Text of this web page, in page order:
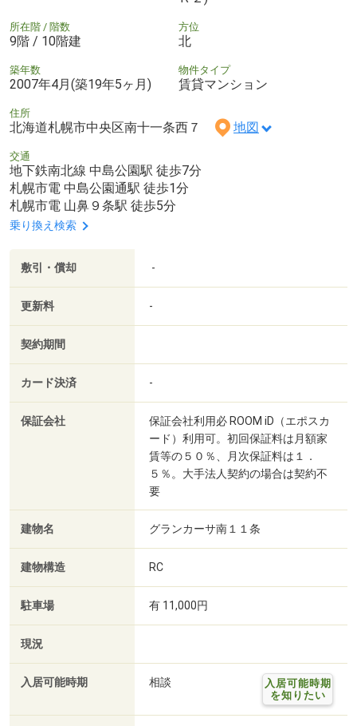
所在階 / 階数
9階 / 10階建
方位
北
築年数
2007年4月(築19年5ヶ月)
物件タイプ
賃貸マンション
住所
北海道札幌市中央区南十一条西７ 地図
交通
地下鉄南北線 中島公園駅 徒歩7分
札幌市電 中島公園通駅 徒歩1分
札幌市電 山鼻９条駅 徒歩5分
乗り換え検索
敷引・償却 -
更新料 -
契約期間
カード決済 -
保証会社
保証会社利用必 ROOM iD（エポスカ
ード）利用可。初回保証料は月額家
賃等の５０％、月次保証料は１．
５％。大手法人契約の場合は契約不
要
建物名 グランカーサ南１１条
建物構造 RC
駐車場 有 11,000円
現況
入居可能時期 相談
入居可能時期
を知りたい